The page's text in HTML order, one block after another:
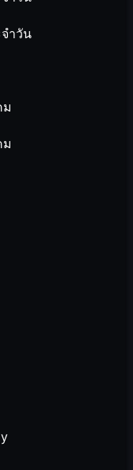
ำวัน
ม
ม